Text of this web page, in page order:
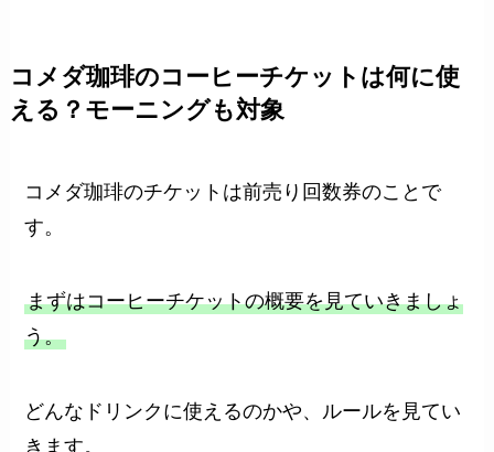
コメダ珈琲のコーヒーチケットは何に使
える？モーニングも対象
コメダ珈琲のチケットは前売り回数券のことで
す。
まずはコーヒーチケットの概要を見ていきましょ
う。
どんなドリンクに使えるのかや、ルールを見てい
きます。